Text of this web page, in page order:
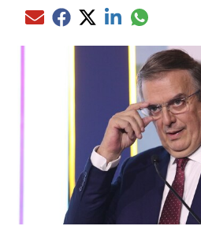
Compartir el artículo actual
Compartir el artículo actual
Compartir el artículo
Compartir el
Compartir